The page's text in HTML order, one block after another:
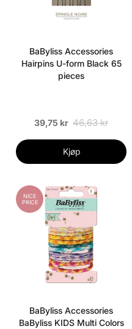
BaByliss Accessories
Hairpins U-form Black 65
pieces
39,75 kr 46,63 kr
Kjøp
NICE
PRICE
BaByliss Accessories
BaByliss KIDS Multi Colors